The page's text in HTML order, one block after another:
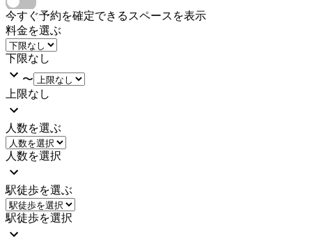
今すぐ予約を確定できるスペースを表示
料金を選ぶ
下限なし
〜
上限なし
人数を選ぶ
人数を選択
駅徒歩を選ぶ
駅徒歩を選択